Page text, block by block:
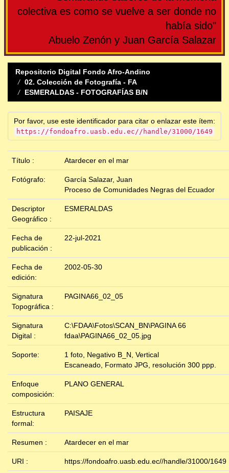
colectiva es como se vuelve a ser donde no
había sido"
Abuelo Zenón y Juan García Salazar
Repositorio Digital Fondo Afro-Andino
02. Colección de Fotografía - FA
ESMERALDAS - FOTOGRAFÍAS B/N
Por favor, use este identificador para citar o enlazar este ítem:
https://fondoafro.uasb.edu.ec//handle/31000/1649
Título : Atardecer en el mar
Fotógrafo:
García Salazar, Juan
Proceso de Comunidades Negras del Ecuador
Descriptor
Geográfico :
ESMERALDAS
Fecha de
publicación :
22-jul-2021
Fecha de
edición:
2002-05-30
Signatura
Topográfica :
PAGINA66_02_05
Signatura
Digital :
C:\FDAA\Fotos\SCAN_BN\PAGINA 66
fdaa\PAGINA66_02_05.jpg
Soporte:
1 foto, Negativo B_N, Vertical
Escaneado, Formato JPG, resolución 300 ppp.
Enfoque
composición:
PLANO GENERAL
Estructura
formal:
PAISAJE
Resumen : Atardecer en el mar
URI : https://fondoafro.uasb.edu.ec//handle/31000/1649